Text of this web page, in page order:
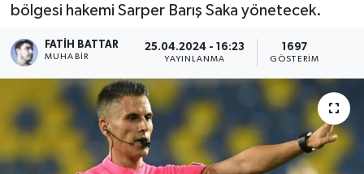
bölgesi hakemi Sarper Barış Saka yönetecek.
FATIH BATTAR
MUHABIR
25.04.2024 - 16:23
YAYINLANMA
1697
GÖSTERIM
GÜNCEL
AKTÜEL
EĞİTİM
İLÇELER
Tüm Manşetler
Son Dakika Haberleri
Haber Arşivi